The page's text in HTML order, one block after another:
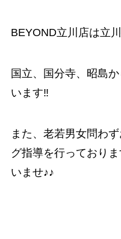
BEYOND立川店は立
国立、国分寺、昭島
います‼️
また、老若男女問わ
グ指導を行っており
いませ♪♪